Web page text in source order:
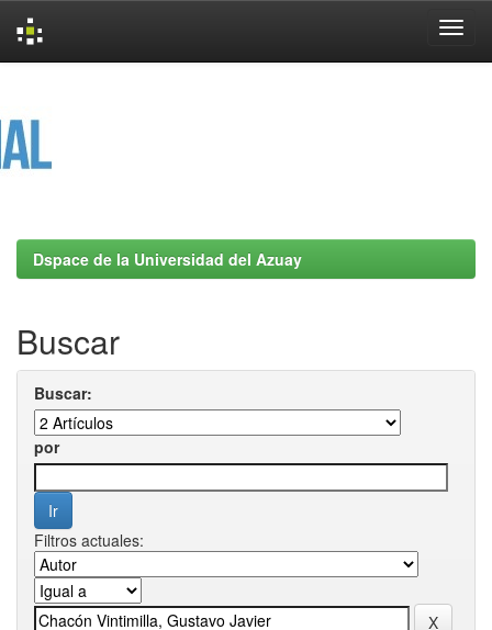
Dspace de la Universidad del Azuay
Buscar
Buscar:
por
Filtros actuales: